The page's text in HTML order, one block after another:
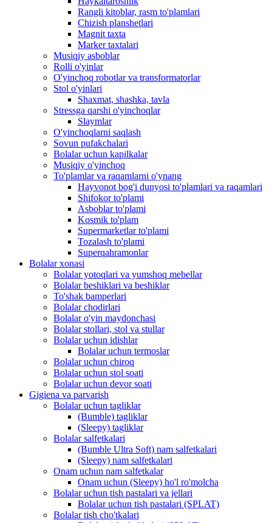
Rangli kitoblar, rasm to'plamlari
Chizish planshetlari
Magnit taxta
Marker taxtalari
Musiqiy asboblar
Rolli o'yinlar
O'yinchoq robotlar va transformatorlar
Stol o'yinlari
Shaxmat, shashka, tavla
Stressga qarshi o'yinchoqlar
Slaymlar
O'yinchoqlarni saqlash
Sovun pufakchalari
Bolalar uchun kapilkalar
Musiqiy o'yinchoq
To'plamlar va raqamlarni o'ynang
Hayvonot bog'i dunyosi to'plamlari va raqamlari
Shifokor to'plami
Asboblar to'plami
Kosmik to'plam
Supermarketlar to'plami
Tozalash to'plami
Superqahramonlar
Bolalar xonasi
Bolalar yotoqlari va yumshoq mebellar
Bolalar beshiklari va beshiklar
To'shak bamperlari
Bolalar chodirlari
Bolalar o'yin maydonchasi
Bolalar stollari, stol va stullar
Bolalar uchun idishlar
Bolalar uchun termoslar
Bolalar uchun chiroq
Bolalar uchun stol soati
Bolalar uchun devor soati
Gigiena va parvarish
Bolalar uchun tagliklar
(Bumble) tagliklar
(Sleepy) tagliklar
Bolalar salfetkalari
(Bumble Ultra Soft) nam salfetkalari
(Sleepy) nam salfetkalari
Onam uchun nam salfetkalar
Onam uchun (Sleepy) ho'l ro'molcha
Bolalar uchun tish pastalari va jellari
Bolalar uchun tish pastalari (SPLAT)
Bolalar tish cho'tkalari